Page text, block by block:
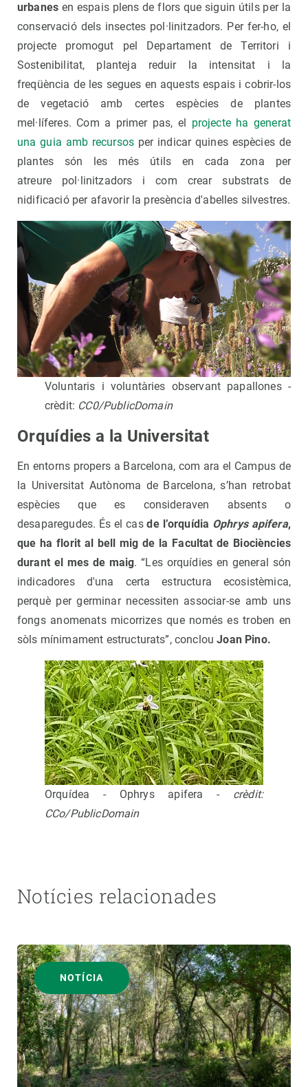
urbanes en espais plens de flors que siguin útils per la
conservació dels insectes pol·linitzadors. Per fer-ho, el
projecte promogut pel Departament de Territori i
Sostenibilitat, planteja reduir la intensitat i la
freqüència de les segues en aquests espais i cobrir-los
de vegetació amb certes espècies de plantes
mel·líferes. Com a primer pas, el projecte ha generat
una guia amb recursos per indicar quines espècies de
plantes són les més útils en cada zona per
atreure pol·linitzadors i com crear substrats de
nidificació per afavorir la presència d'abelles silvestres.
Voluntaris i voluntàries observant papallones -
crèdit: CC0/PublicDomain
Orquídies a la Universitat
En entorns propers a Barcelona, com ara el Campus de
la Universitat Autònoma de Barcelona, s’han retrobat
espècies que es consideraven absents o
desaparegudes. És el casde l’orquídia Ophrys apifera,
que ha florit al bell mig de la Facultat de Biociències
durant el mes de maig. “Les orquídies en general són
indicadores d'una certa estructura ecosistèmica,
perquè per germinar necessiten associar-se amb uns
fongs anomenats micorrizes que només es troben en
sòls mínimament estructurats”, conclouJoan Pino.
Orquídea - Ophrys apifera - crèdit:
CCo/PublicDomain
Notícies relacionades
NOTÍCIA